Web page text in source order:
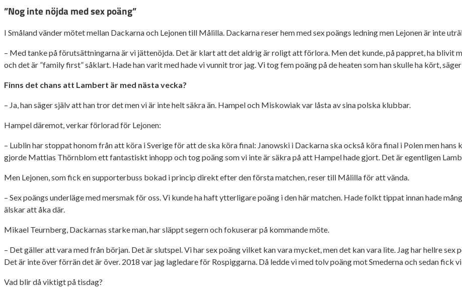
”Nog inte nöjda med sex poäng”
I Småland vänder mötet mellan Dackarna och Lejonen till Målilla. Dackarna reser hem med sex poängs ledning men Lejonen är inte
– Med tanke på förutsättningarna är vi jättenöjda. Det är klart att det aldrig är roligt att förlora. Men det kunde, på pappret, ha blivit
och det är ”family first” såklart. Hade han varit med hade vi vunnit tror jag. Vi tog fem poäng på de heaten som han skulle ha kört,
Finns det chans att Lambert är med nästa vecka?
– Ja, han säger själv att han tror det men vi är inte helt säkra än. Hampel och Miskowiak var låsta av sina polska klubbar.
Hampel däremot, verkar förlorad för Lejonen:
– Lublin har stoppat honom från att köra i Sverige för att de ska köra final: Janowski i Dackarna ska också köra final i Polen men
gjorde Mattias Thörnblom ett fantastiskt inhopp och tog poäng som vi inte är säkra på att Hampel hade gjort. Det är egentligen
Men Lejonen, som fick en supporterbuss bokad i princip direkt efter den första matchen, reser till Målilla för att vända.
– Sex poängs underläge med mersmak för oss. Vi kunde ha haft ytterligare poäng i den här matchen. Hade folkt tippat innan hade
älskar att åka där.
Mikael Teurnberg, Dackarnas starke man, har släppt segern och fokuserar på kommande möte.
– Det gäller att vara med från början. Det är slutspel. Vi har sex poäng vilket kan vara mycket, men det kan vara lite. Jag har hellre
Det är inte över förrän det är över. 2018 var jag lagledare för Rospiggarna. Då ledde vi med tolv poäng mot Smederna och sedan fick
Vad blir då viktigt på tisdag?